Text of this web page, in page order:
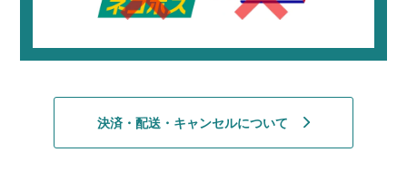
決済・配送・キャンセルについて